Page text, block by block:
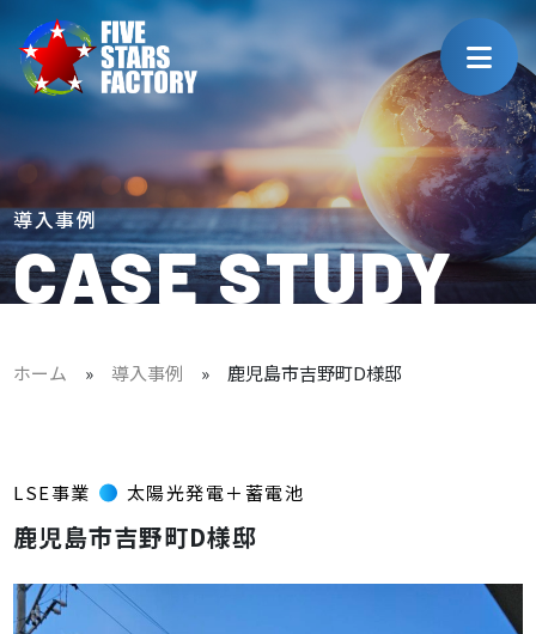
CASE STUDY
導入事例
ホーム »導入事例 » 鹿児島市吉野町D様邸
LSE事業 太陽光発電＋蓄電池
鹿児島市吉野町D様邸